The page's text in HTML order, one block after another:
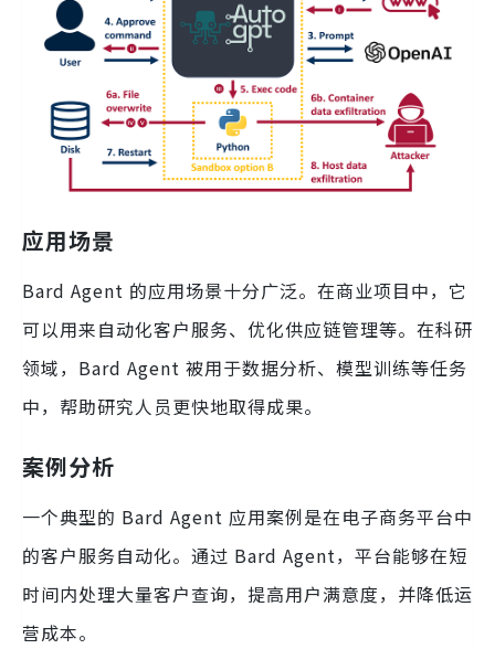
应用场景
Bard Agent 的应用场景十分广泛。在商业项目中，它
可以用来自动化客户服务、优化供应链管理等。在科研
领域，Bard Agent 被用于数据分析、模型训练等任务
中，帮助研究人员更快地取得成果。
案例分析
一个典型的 Bard Agent 应用案例是在电子商务平台中
的客户服务自动化。通过 Bard Agent，平台能够在短
时间内处理大量客户查询，提高用户满意度，并降低运
营成本。